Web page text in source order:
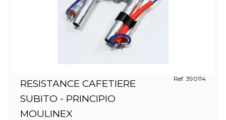
RESISTANCE CAFETIERE
SUBITO - PRINCIPIO
MOULINEX
Ref. 390114